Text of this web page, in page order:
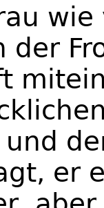
der
er